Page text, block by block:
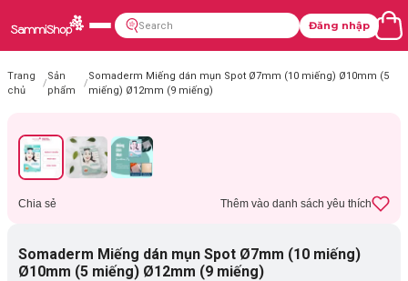
Đăng nhập
Trang
chủ
/
Sản
phẩm
/
Somaderm Miếng dán mụn Spot Ø7mm (10 miếng) Ø10mm (5
miếng) Ø12mm (9 miếng)
Chia sẻ Thêm vào danh sách yêu thích
Somaderm Miếng dán mụn Spot Ø7mm (10 miếng)
Ø10mm (5 miếng) Ø12mm (9 miếng)